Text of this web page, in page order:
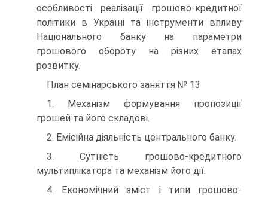
особливості реалізації грошово-кредитної
політики в Україні та інструменти впливу
Національного банку на параметри
грошового обороту на різних етапах
розвитку.
План семінарського заняття № 13
1. Механізм формування пропозиції
грошей та його складові.
2. Емісійна діяльність центрального банку.
3. Сутність грошово-кредитного
мультиплікатора та механізм його дії.
4. Економічний зміст і типи грошово-